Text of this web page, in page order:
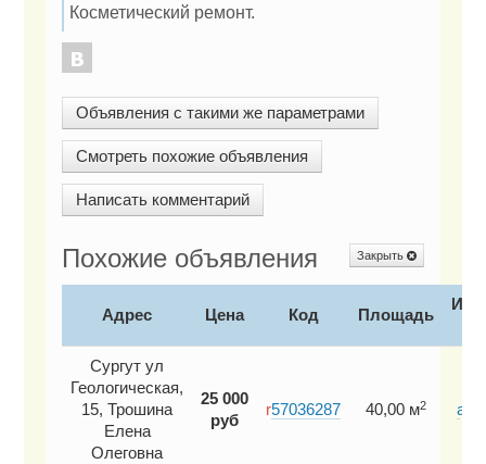
Косметический ремонт.
Объявления с такими же параметрами
Смотреть похожие объявления
Написать комментарий
Похожие объявления Закрыть
Адрес Цена Код Площадь
Сургут ул
Геологическая,
15, Трошина
Елена
Олеговна
25 000
руб
r57036287 40,00 м2